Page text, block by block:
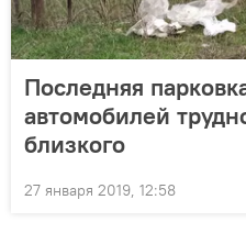
Последняя
автомобилей
близкого
27 января 2019, 12:58